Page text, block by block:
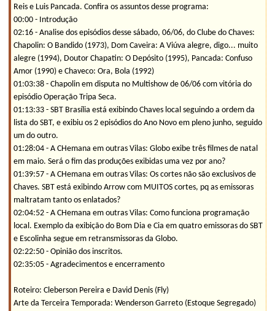
Reis e Luis Pancada. Confira os assuntos desse programa:
00:00 - Introdução
02:16 - Analise dos episódios desse sábado, 06/06, do Clube do Chaves:
Chapolin: O Bandido (1973), Dom Caveira: A Viúva alegre, digo... muito
alegre (1994), Doutor Chapatin: O Depósito (1995), Pancada: Confuso
Amor (1990) e Chaveco: Ora, Bola (1992)
01:03:38 - Chapolin em disputa no Multishow de 06/06 com vitória do
episódio Operação Tripa Seca.
01:13:33 - SBT Brasília está exibindo Chaves local seguindo a ordem da
lista do SBT, e exibiu os 2 episódios do Ano Novo em pleno junho, seguido
um do outro.
01:28:04 - A CHemana em outras Vilas: Globo exibe três filmes de natal
em maio. Será o fim das produções exibidas uma vez por ano?
01:39:57 - A CHemana em outras Vilas: Os cortes não são exclusivos de
Chaves. SBT está exibindo Arrow com MUITOS cortes, pq as emissoras
maltratam tanto os enlatados?
02:04:52 - A CHemana em outras Vilas: Como funciona programação
local. Exemplo da exibição do Bom Dia e Cia em quatro emissoras do SBT
e Escolinha segue em retransmissoras da Globo.
02:22:50 - Opinião dos inscritos.
02:35:05 - Agradecimentos e encerramento
Roteiro: Cleberson Pereira e David Denis (Fly)
Arte da Terceira Temporada: Wenderson Garreto (Estoque Segregado)